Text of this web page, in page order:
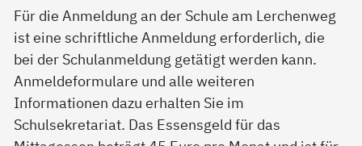
Für die Anmeldung an der Schule am Lerchenweg
ist eine schriftliche Anmeldung erforderlich, die
bei der Schulanmeldung getätigt werden kann.
Anmeldeformulare und alle weiteren
Informationen dazu erhalten Sie im
Schulsekretariat. Das Essensgeld für das